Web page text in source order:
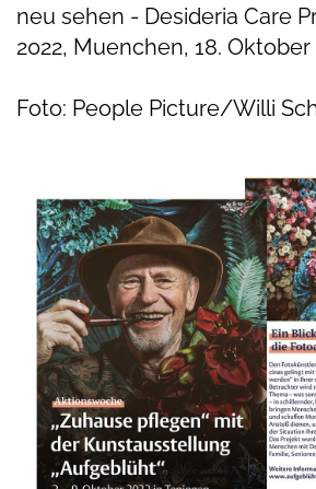
neu sehen - Desideria Care
2022, Muenchen, 18. Oktober
Foto: People Picture/Willi